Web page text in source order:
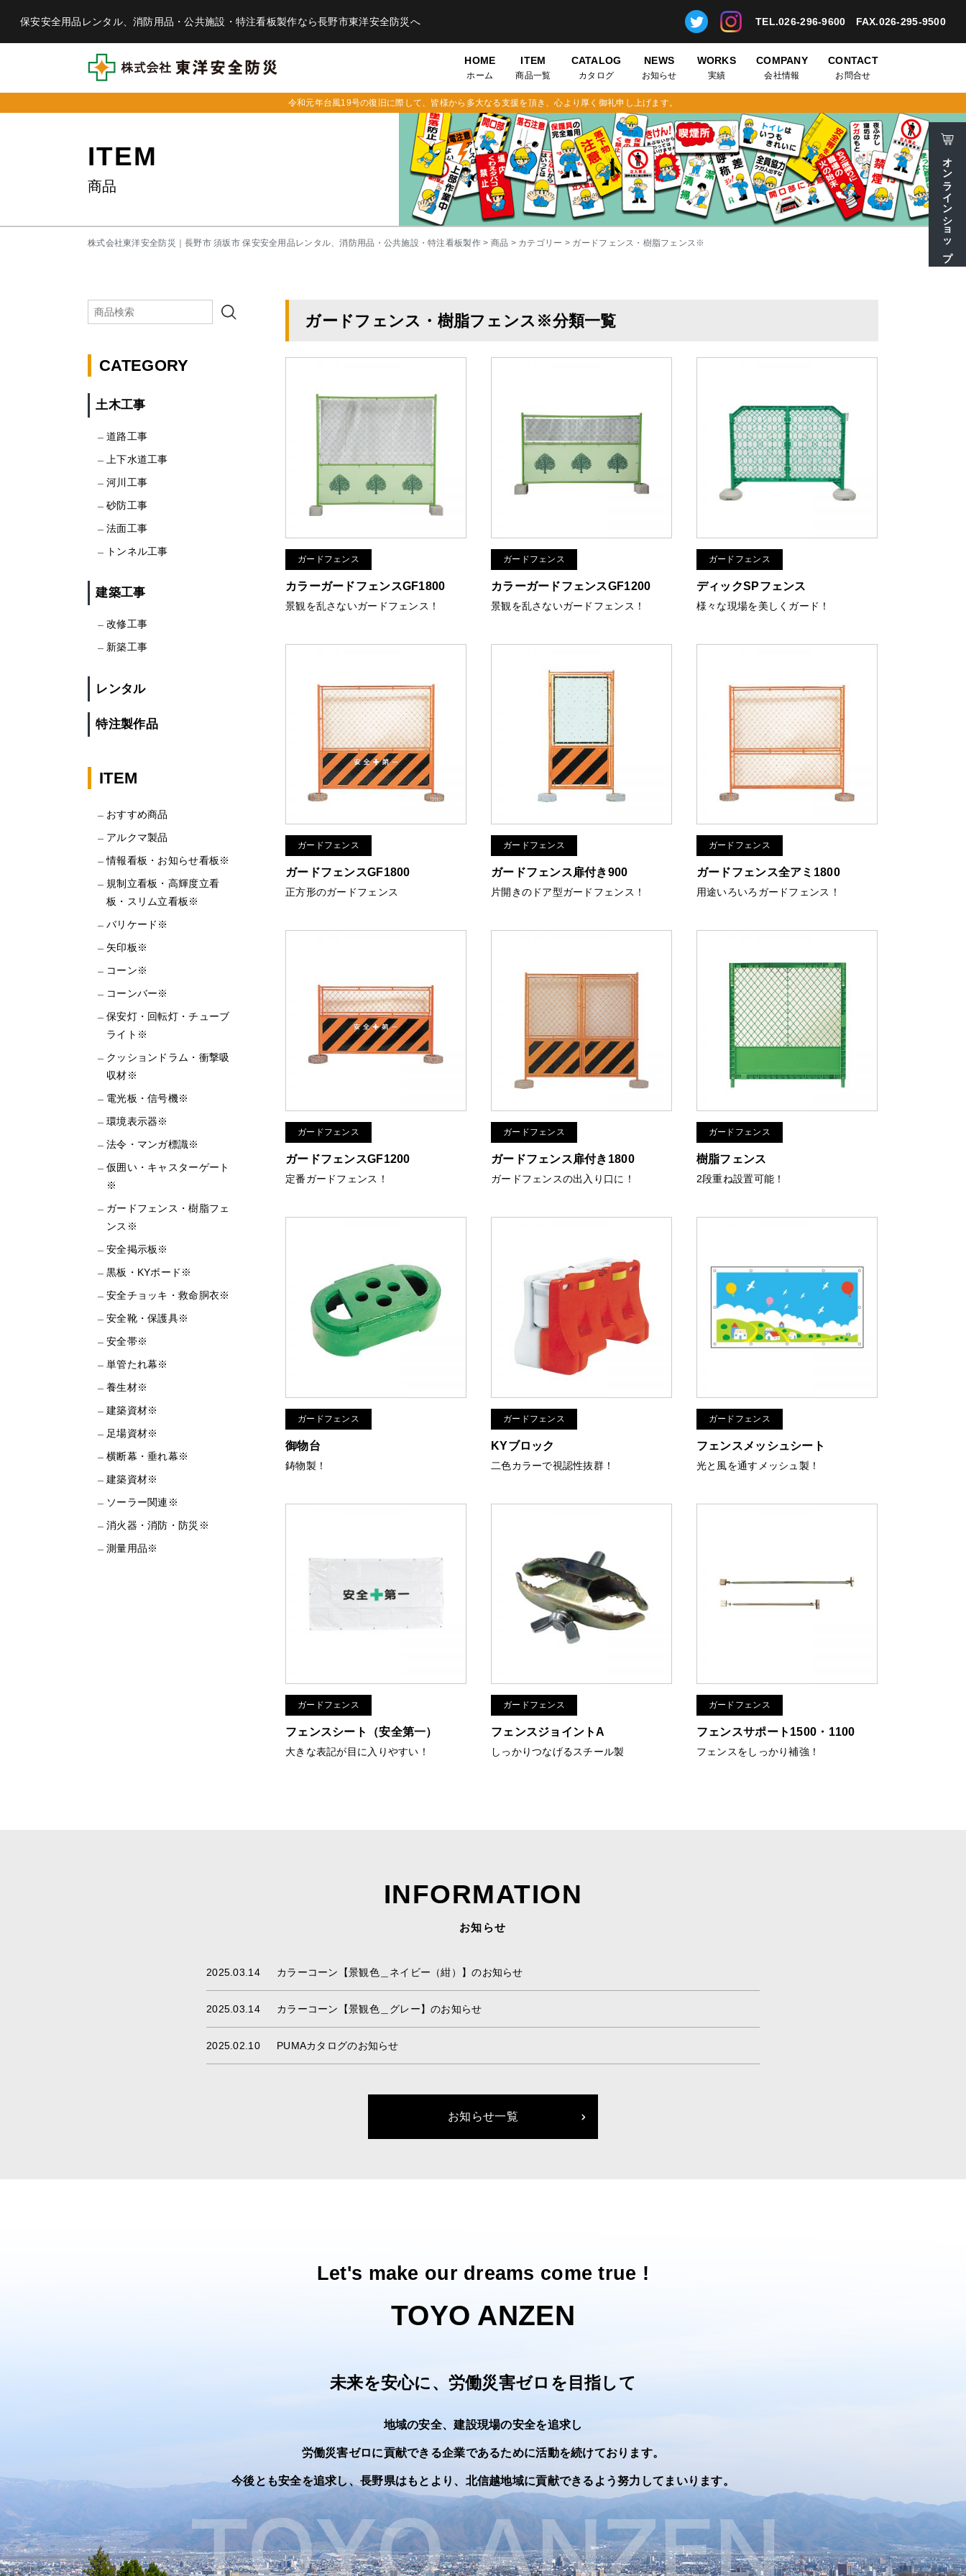
保安安全用品レンタル、消防用品・公共施設・特注看板製作なら長野市東洋安全防災へ TEL.026-296-9600 FAX.026-295-9500
HOME
ホーム
ITEM
商品一覧
CATALOG
カタログ
NEWS
お知らせ
WORKS
実績
COMPANY
会社情報
CONTACT
お問合せ
令和元年台風19号の復旧に際して、皆様から多大なる支援を頂き、心より厚く御礼申し上げます。
ITEM
商品
株式会社東洋安全防災｜長野市 須坂市 保安安全用品レンタル、消防用品・公共施設・特注看板製作> 商品 > カテゴリー > ガードフェンス・樹脂フェンス※
ガードフェンス・樹脂フェンス※分類一覧
ガードフェンス
カラーガードフェンスGF1800
景観を乱さないガードフェンス！
ガードフェンス
カラーガードフェンスGF1200
景観を乱さないガードフェンス！
ガードフェンス
ディックSPフェンス
様々な現場を美しくガード！
ガードフェンス
ガードフェンスGF1800
正方形のガードフェンス
ガードフェンス
ガードフェンス扉付き900
片開きのドア型ガードフェンス！
ガードフェンス
ガードフェンス全アミ1800
用途いろいろガードフェンス！
ガードフェンス
ガードフェンスGF1200
定番ガードフェンス！
ガードフェンス
ガードフェンス扉付き1800
ガードフェンスの出入り口に！
ガードフェンス
樹脂フェンス
2段重ね設置可能！
ガードフェンス
御物台
鋳物製！
ガードフェンス
KYブロック
二色カラーで視認性抜群！
ガードフェンス
フェンスメッシュシート
光と風を通すメッシュ製！
ガードフェンス
フェンスシート（安全第一）
大きな表記が目に入りやすい！
ガードフェンス
フェンスジョイントA
しっかりつなげるスチール製
ガードフェンス
フェンスサポート1500・1100
フェンスをしっかり補強！
CATEGORY
土木工事
道路工事
上下水道工事
河川工事
砂防工事
法面工事
トンネル工事
建築工事
改修工事
新築工事
レンタル
特注製作品
ITEM
おすすめ商品
アルクマ製品
情報看板・お知らせ看板※
規制立看板・高輝度立看
板・スリム立看板※
バリケード※
矢印板※
コーン※
コーンバー※
保安灯・回転灯・チューブ
ライト※
クッションドラム・衝撃吸
収材※
電光板・信号機※
環境表示器※
法令・マンガ標識※
仮囲い・キャスターゲート
※
ガードフェンス・樹脂フェ
ンス※
安全掲示板※
黒板・KYボード※
安全チョッキ・救命胴衣※
安全靴・保護具※
安全帯※
単管たれ幕※
養生材※
建築資材※
足場資材※
横断幕・垂れ幕※
建築資材※
ソーラー関連※
消火器・消防・防災※
測量用品※
INFORMATION
お知らせ
2025.03.14 カラーコーン【景観色＿ネイビー（紺）】のお知らせ
2025.03.14 カラーコーン【景観色＿グレー】のお知らせ
2025.02.10 PUMAカタログのお知らせ
お知らせ一覧
Let's make our dreams come true !
TOYO ANZEN
未来を安心に、労働災害ゼロを目指して
地域の安全、建設現場の安全を追求し
労働災害ゼロに貢献できる企業であるために活動を続けております。
今後とも安全を追求し、長野県はもとより、北信越地域に貢献できるよう努力してまいります。
オンラインショップ